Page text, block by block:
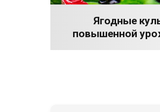
Ягодные
повышенной